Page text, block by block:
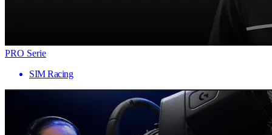
PRO Serie
SIM Racing